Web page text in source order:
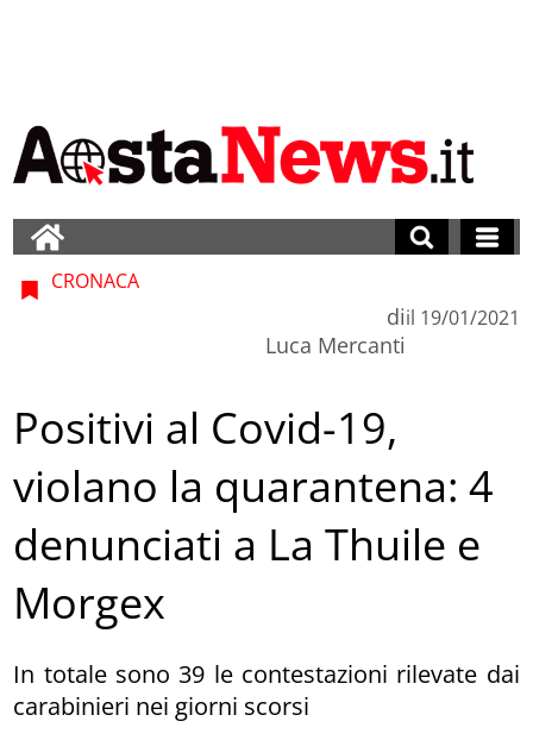
CRONACA
di
Luca Mercanti
il 19/01/2021
Positivi al Covid-19,
violano la quarantena: 4
denunciati a La Thuile e
Morgex
In totale sono 39 le contestazioni rilevate dai
carabinieri nei giorni scorsi